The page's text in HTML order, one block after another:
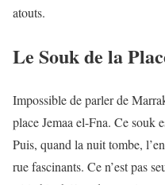
atouts.
Le Souk de la
Impossible de parler de
place Jemaa el-Fna. Ce souk
Puis, quand la nuit tombe,
rue fascinants. Ce n’est pas